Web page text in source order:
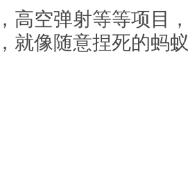
高空弹射等等项目
就像随意捏死的蚂